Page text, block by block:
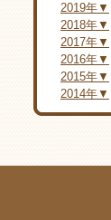
2019年▼
2018年▼
2017年▼
2016年▼
2015年▼
2014年▼